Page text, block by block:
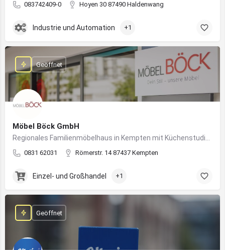
083742409-0 Hoyen 30 87490 Haldenwang
Industrie und Automation +1
Möbel Böck GmbH
0831 62031 Römerstr. 14 87437 Kempten
Geöffnet
Einzel- und Großhandel +1
Geöffnet